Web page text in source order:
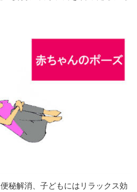
秘解消、子どもにはリラックス効